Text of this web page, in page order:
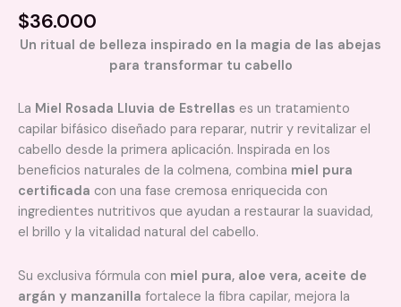
$36.000
Un ritual de belleza inspirado en la magia de las abejas
para transformar tu cabello
La Miel Rosada Lluvia de Estrellas es un tratamiento
capilar bifásico diseñado para reparar, nutrir y revitalizar el
cabello desde la primera aplicación. Inspirada en los
beneficios naturales de la colmena, combina miel pura
certificada con una fase cremosa enriquecida con
ingredientes nutritivos que ayudan a restaurar la suavidad,
el brillo y la vitalidad natural del cabello.
Su exclusiva fórmula con miel pura, aloe vera, aceite de
argán y manzanilla fortalece la fibra capilar, mejora la